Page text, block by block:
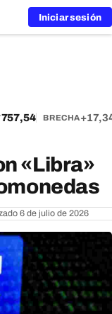
Iniciar sesión
BRECHA
«Libra»
6 de julio de 2026